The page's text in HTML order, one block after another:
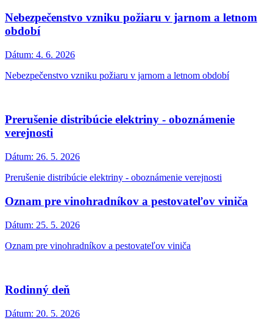
Nebezpečenstvo vzniku požiaru v jarnom a letnom
období
Dátum: 4. 6. 2026
Nebezpečenstvo vzniku požiaru v jarnom a letnom období
Prerušenie distribúcie elektriny - oboznámenie
verejnosti
Dátum: 26. 5. 2026
Prerušenie distribúcie elektriny - oboznámenie verejnosti
Oznam pre vinohradníkov a pestovateľov viniča
Dátum: 25. 5. 2026
Oznam pre vinohradníkov a pestovateľov viniča
Rodinný deň
Dátum: 20. 5. 2026